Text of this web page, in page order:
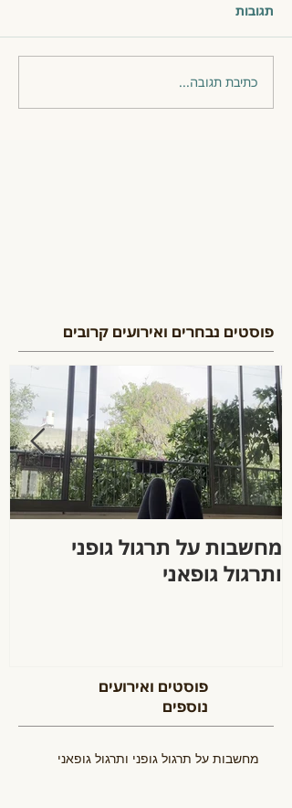
תגובות
כתיבת תגובה...
פוסטים נבחרים ואירועים קרובים
מחשבות על תרגול גופני
ותרגול גופאני
פוסטים ואירועים
נוספים
מחשבות על תרגול גופני ותרגול גופאני